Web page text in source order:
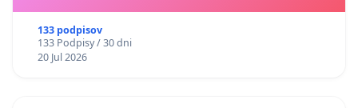
133 podpisov
133 Podpisy / 30 dni
20 Jul 2026